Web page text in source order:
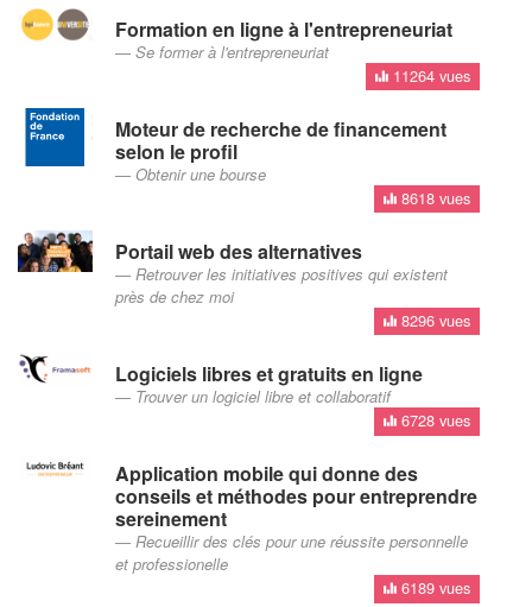
Formation en ligne à l'entrepreneuriat
Se former à l'entrepreneuriat
11264 vues
Moteur de recherche de financement
selon le profil
Obtenir une bourse
8618 vues
Portail web des alternatives
Retrouver les initiatives positives qui existent
près de chez moi
8296 vues
Logiciels libres et gratuits en ligne
Trouver un logiciel libre et collaboratif
6728 vues
Application mobile qui donne des
conseils et méthodes pour entreprendre
sereinement
Recueillir des clés pour une réussite personnelle
et professionelle
6189 vues